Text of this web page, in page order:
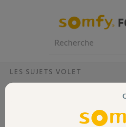
Volet
LES SUJETS VOLET
Peut on inverser la